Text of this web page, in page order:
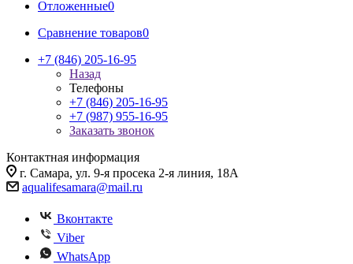
Отложенные0
Сравнение товаров0
+7 (846) 205-16-95
Назад
Телефоны
+7 (846) 205-16-95
+7 (987) 955-16-95
Заказать звонок
Контактная информация
г. Самара, ул. 9-я просека 2-я линия, 18А
aqualifesamara@mail.ru
Вконтакте
Viber
WhatsApp